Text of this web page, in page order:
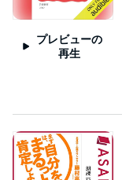
プレビューの
再生